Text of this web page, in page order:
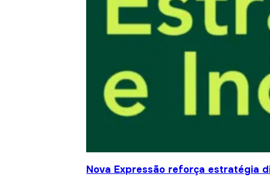
Nova Expressão reforça estratégia